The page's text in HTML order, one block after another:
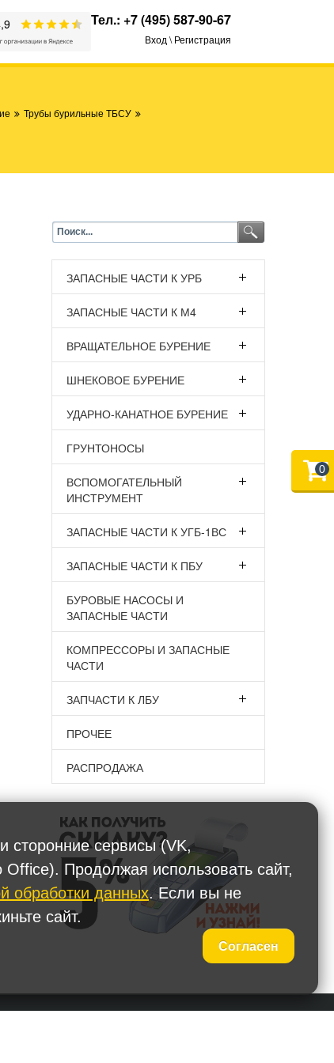
Тел.: +7 (495) 587-90-67
Вход \ Регистрация
Трубы бурильные ТБСУ
ЗАПАСНЫЕ ЧАСТИ К УРБ
ЗАПАСНЫЕ ЧАСТИ К М4
ВРАЩАТЕЛЬНОЕ БУРЕНИЕ
ШНЕКОВОЕ БУРЕНИЕ
УДАРНО-КАНАТНОЕ БУРЕНИЕ
ГРУНТОНОСЫ
ВСПОМОГАТЕЛЬНЫЙ
ИНСТРУМЕНТ
ЗАПАСНЫЕ ЧАСТИ К УГБ-1ВС
ЗАПАСНЫЕ ЧАСТИ К ПБУ
БУРОВЫЕ НАСОСЫ И
ЗАПАСНЫЕ ЧАСТИ
КОМПРЕССОРЫ И ЗАПАСНЫЕ
ЧАСТИ
ЗАПЧАСТИ К ЛБУ
ПРОЧЕЕ
РАСПРОДАЖА
0
сторонние сервисы (VK,
Продолжая использовать сайт,
обработки данных. Если вы не
сайт.
Согласен